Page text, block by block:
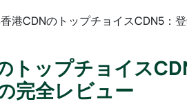
港CDNのトップチョイスCDN5：
トップチョイス
完全レビュー